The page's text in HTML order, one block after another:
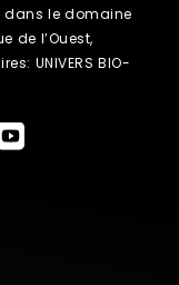
dans le domaine
de l’Ouest,
UNIVERS BIO-